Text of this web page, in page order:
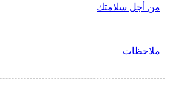
من أجل سلامتك
ملاحظات